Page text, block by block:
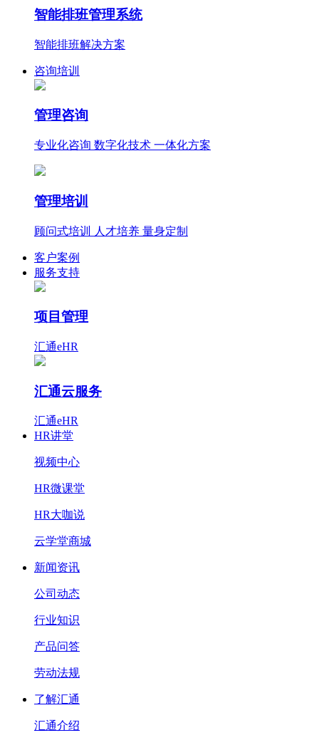
智能排班管理系统
智能排班解决方案
咨询培训
管理咨询
专业化咨询 数字化技术 一体化方案
管理培训
顾问式培训 人才培养 量身定制
客户案例
服务支持
项目管理
汇通eHR
汇通云服务
汇通eHR
HR讲堂
视频中心
HR微课堂
HR大咖说
云学堂商城
新闻资讯
公司动态
行业知识
产品问答
劳动法规
了解汇通
汇通介绍